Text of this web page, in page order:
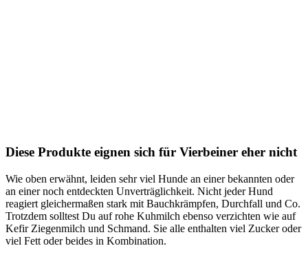
Diese Produkte eignen sich für Vierbeiner eher nicht
Wie oben erwähnt, leiden sehr viel Hunde an einer bekannten oder
an einer noch entdeckten Unverträglichkeit. Nicht jeder Hund
reagiert gleichermaßen stark mit Bauchkrämpfen, Durchfall und Co.
Trotzdem solltest Du auf rohe Kuhmilch ebenso verzichten wie auf
Kefir Ziegenmilch und Schmand. Sie alle enthalten viel Zucker oder
viel Fett oder beides in Kombination.